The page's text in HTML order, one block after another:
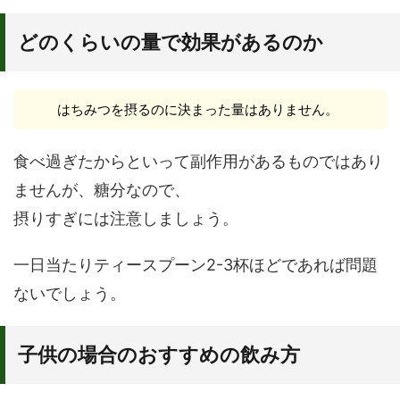
どのくらいの量で効果があるのか
はちみつを摂るのに決まった量はありません。
食べ過ぎたからといって副作用があるものではあり
ませんが、糖分なので、
摂りすぎには注意しましょう。
一日当たりティースプーン2-3杯ほどであれば問題
ないでしょう。
子供の場合のおすすめの飲み方